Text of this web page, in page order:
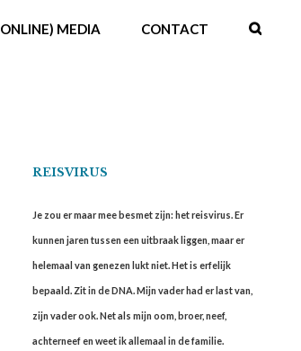
MEDIA CONTACT
REISVIRUS
Je zou er maar mee besmet zijn: het reisvirus. Er
kunnen jaren tussen een uitbraak liggen, maar er
helemaal van genezen lukt niet. Het is erfelijk
bepaald. Zit in de DNA. Mijn vader had er last van,
zijn vader ook. Net als mijn oom, broer, neef,
achterneef en weet ik allemaal in de familie.